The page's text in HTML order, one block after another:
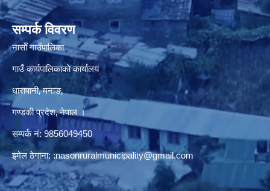
सम्पर्क विवरण
नासाेँ गाउँपालिका
गाउँ कार्यपालिकाकाे कार्यालय
धारापानी‚ मनाङ‚
गण्डकी प्रदेश‚ नेपाल ।
सम्पर्क न‌ं‍: 9856049450
इमेल ठेगाना: :nasonruralmunicipality@gmail.com